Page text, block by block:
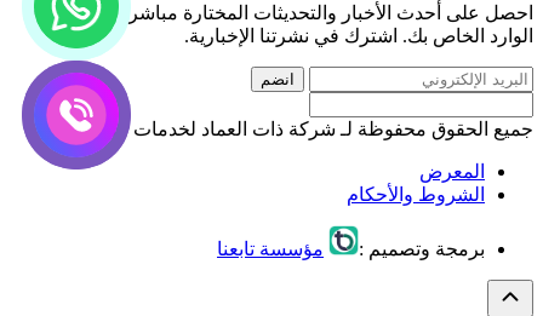
احصل على أحدث الأخبار والتحديثات المختارة مباشرة إلى صندوق
الوارد الخاص بك. اشترك في نشرتنا الإخبارية.
انضم
جميع الحقوق محفوظة لـ شركة ذات العماد لخدمات التنظيف
المعرض
الشروط والأحكام
برمجة وتصميم : مؤسسة تابعنا